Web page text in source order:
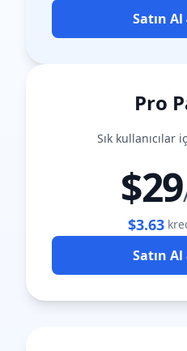
Satın
Pro
Sık kullanıcılar
$29
$3.63
Satın